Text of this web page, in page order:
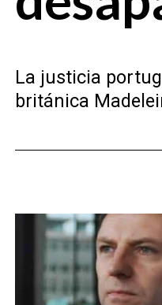
La justicia
británica